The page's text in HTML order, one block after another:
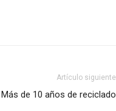
Artículo siguiente
Más de 10 años de reciclado